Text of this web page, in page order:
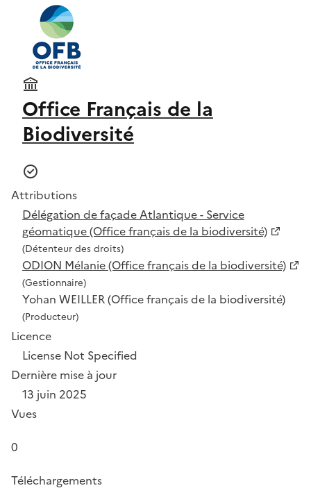
Office Français de la
Biodiversité
Attributions
Délégation de façade Atlantique - Service
géomatique (Office français de la biodiversité)
(Détenteur des droits)
ODION Mélanie (Office français de la biodiversité)
(Gestionnaire)
Yohan WEILLER (Office français de la biodiversité)
(Producteur)
Licence
License Not Specified
Dernière mise à jour
13 juin 2025
Vues
0
Téléchargements